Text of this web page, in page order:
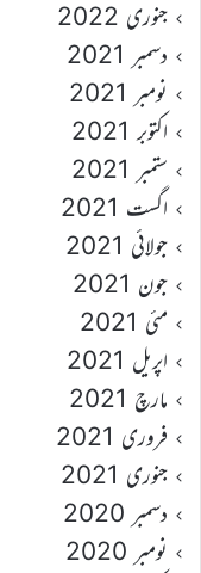
جنوری 2022
دسمبر 2021
نومبر 2021
اکتوبر 2021
ستمبر 2021
اگست 2021
جولائی 2021
جون 2021
مئی 2021
اپریل 2021
مارچ 2021
فروری 2021
جنوری 2021
دسمبر 2020
نومبر 2020